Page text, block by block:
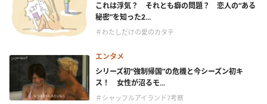
これは浮気？ それとも癖の問題？ 恋人の“ある
秘密”を知った2...
＃わたしだけの愛のカタチ
エンタメ
シリーズ初“強制帰国”の危機と今シーズン初キ
ス！ 女性が沼るモ...
＃シャッフルアイランド7考察